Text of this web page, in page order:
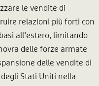
le vendite di
relazioni più forti con
all’estero, limitando
delle forze armate
delle vendite di
Stati Uniti nella